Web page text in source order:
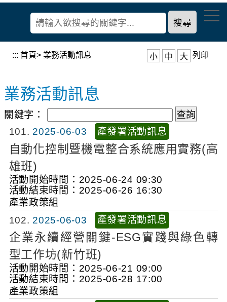
內
署
::: 首頁> 業務活動訊息 小 中 大 列印
業務活動訊息
關鍵字：
101
2025-06-03 產發署活動訊息
自動化控制暨機電整合系統應用實務(高
雄班)
活動開始時間：2025-06-24 09:30
活動結束時間：2025-06-26 16:30
產業政策組
102
2025-06-03 產發署活動訊息
企業永續經營關鍵-ESG實踐與綠色轉
型工作坊(新竹班)
活動開始時間：2025-06-21 09:00
活動結束時間：2025-06-28 17:00
產業政策組